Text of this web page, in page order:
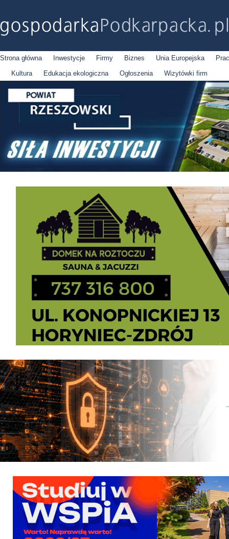
Strona główna Inwestycje Firmy Biznes Unia Europejska
Kultura
Edukacja ekologiczna Ogłoszenia Wizytówki firm